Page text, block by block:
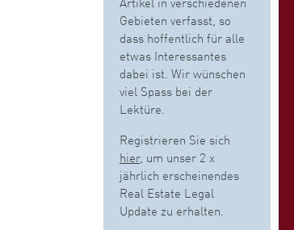
Gebieten verfasst, so
dass hoffentlich für alle
etwas Interessantes
dabei ist. Wir wünschen
viel Spass bei der
Lektüre.
Registrieren Sie sich
hier, um unser 2 x
jährlich erscheinendes
Real Estate Legal
Update zu erhalten.